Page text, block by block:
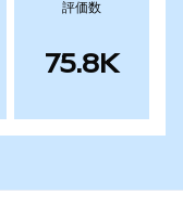
評価数
75.8K